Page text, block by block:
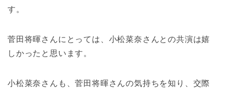
す。
菅田将暉さんにとっては、小松菜奈さんとの共演は嬉
しかったと思います。
小松菜奈さんも、菅田将暉さんの気持ちを知り、交際